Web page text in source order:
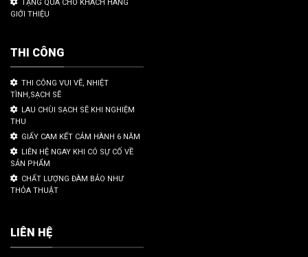
TẶNG QUÀ CHO KHÁCH HÀNG
GIỚI THIỆU
THI CÔNG
THI CÔNG VUI VẼ, NHIỆT
TÌNH,SẠCH SẼ
LAU CHÙI SẠCH SẼ KHI NGHIỆM
THU
GIẤY CAM KẾT CẢM HÀNH 6 NĂM
LIÊN HỆ NGAY KHI CÓ SỰ CỐ VỀ
SẢN PHẨM
CHẤT LƯỢNG ĐÀM BẢO NHƯ
THỎA THUẬT
LIÊN HỆ